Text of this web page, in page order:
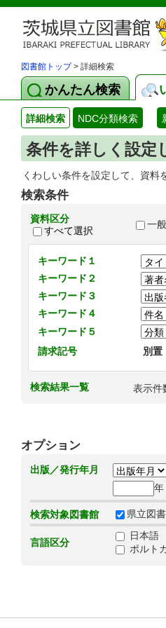
図書館トップ> 詳細検索
かんたん検索
詳細検索 NDC分類検索
条件を詳しく設定
くわしい条件を設定して、資料
検索条件
資料区分
すべて選択
一
キーワード１
キーワード２
キーワード３
キーワード４
キーワード５
請求記号
別置
検索結果一覧 表示件
オプション
出版／発行年月
年
検索対象図書館 県立図
言語区分
日本語
ポルト